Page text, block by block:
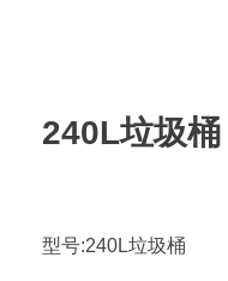
240L垃圾桶
型号:240L垃圾桶